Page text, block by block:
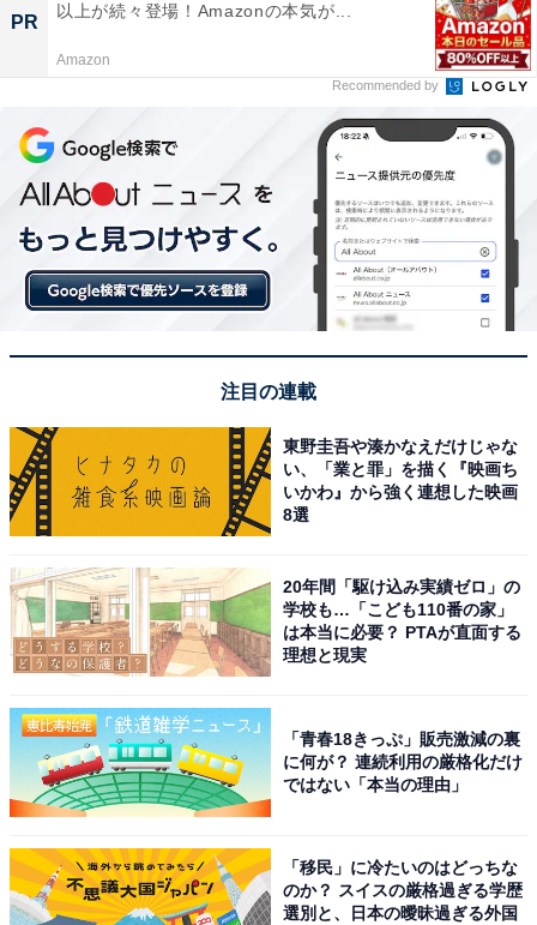
PR
以上が続々登場！Amazonの本気が...
Amazon
Recommended by
注目の連載
東野圭吾や湊かなえだけじゃな
い、「業と罪」を描く『映画ち
いかわ』から強く連想した映画
8選
20年間「駆け込み実績ゼロ」の
学校も…「こども110番の家」
は本当に必要？ PTAが直面する
理想と現実
「青春18きっぷ」販売激減の裏
に何が？ 連続利用の厳格化だけ
ではない「本当の理由」
「移民」に冷たいのはどっちな
のか？ スイスの厳格過ぎる学歴
選別と、日本の曖昧過ぎる外国